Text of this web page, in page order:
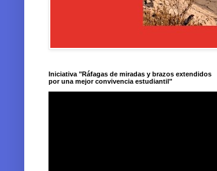
Iniciativa "Ráfagas de miradas y brazos extendidos
por una mejor convivencia estudiantil"